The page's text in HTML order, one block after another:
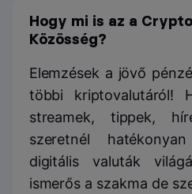
Hogy mi is az a
Közösség?
Elemzések a jövő
többi kriptovalutáról!
streamek, tippek,
szeretnél
digitális valuták
ismerős a szakma de